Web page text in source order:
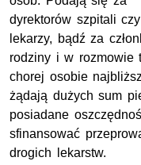
dyrektorów szpitali czy
lekarzy, bądź za
rodziny i w rozmowie
chorej osobie
żądają dużych sum
posiadane
sfinansować
drogich lekarstw.